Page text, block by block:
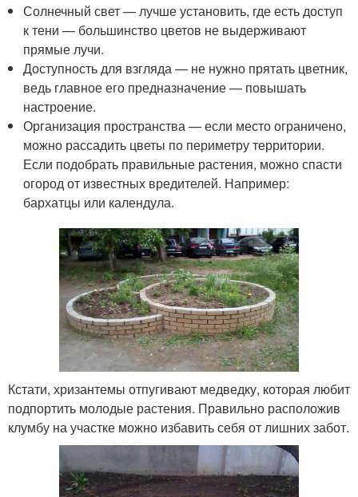
Солнечный свет — лучше установить, где есть доступ
к тени — большинство цветов не выдерживают
прямые лучи.
Доступность для взгляда — не нужно прятать цветник,
ведь главное его предназначение — повышать
настроение.
Организация пространства — если место ограничено,
можно рассадить цветы по периметру территории.
Если подобрать правильные растения, можно спасти
огород от известных вредителей. Например:
бархатцы или календула.
Кстати, хризантемы отпугивают медведку, которая любит
подпортить молодые растения. Правильно расположив
клумбу на участке можно избавить себя от лишних забот.